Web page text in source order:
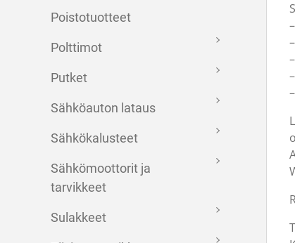
Poistotuotteet
Polttimot
Putket
Sähköauton lataus
Sähkökalusteet
Sähkömoottorit ja
tarvikkeet
Sulakkeet